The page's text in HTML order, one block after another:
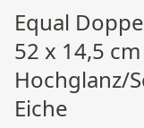
Equal
52 x 14,5
Hochglanz/
Eiche